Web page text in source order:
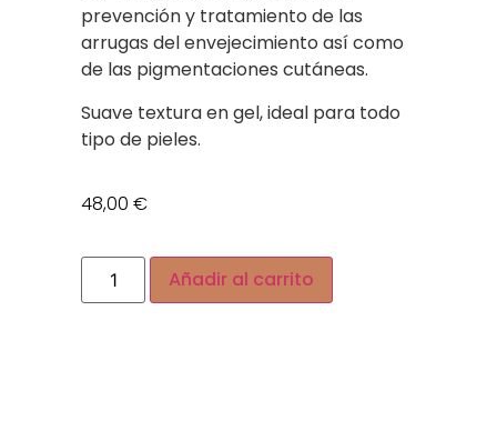
prevención y tratamiento de las
arrugas del envejecimiento así como
de las pigmentaciones cutáneas.
Suave textura en gel, ideal para todo
tipo de pieles.
48,00 €
Añadir al carrito